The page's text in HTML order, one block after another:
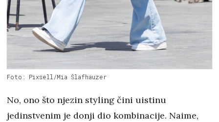
Foto: Pixsell/Mia Šlafhauzer
No, ono što njezin styling čini uistinu
jedinstvenim je donji dio kombinacije. Naime,